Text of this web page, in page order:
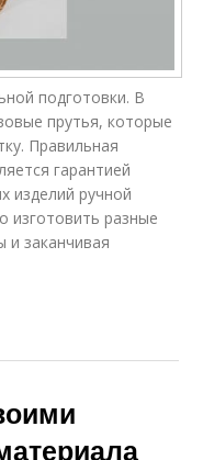
подготовки. В
прутья, которые
Правильная
гарантией
изделий ручной
изготовить разные
заканчивая